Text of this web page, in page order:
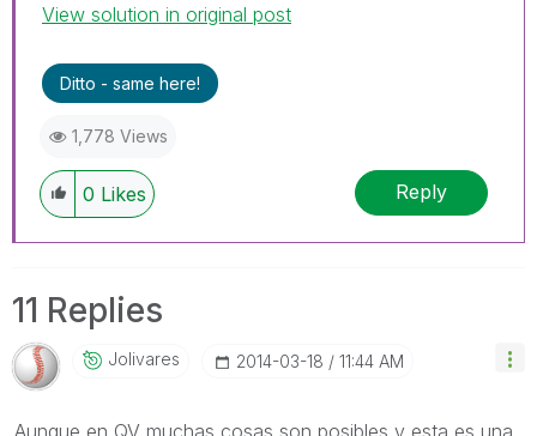
View solution in original post
Ditto - same here!
1,778 Views
0 Likes Reply
11 Replies
Jolivares ‎2014-03-18 11:44 AM
Aunque en QV muchas cosas son posibles y esta es una